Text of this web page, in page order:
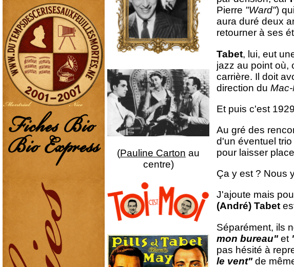
(Pauline Carton au
centre)
Pierre "Ward")
aura duré deux
retourner à ses
Tabet, lui, eut
jazz au point où,
carrière. Il doit
direction du
Et puis c'est
Au gré des
d'un éventuel
pour laisser
Ça y est ? Nous
J'ajoute mais
(André) Tabet
Séparément, ils
mon bureau" et
pas hésité à
le vent" de